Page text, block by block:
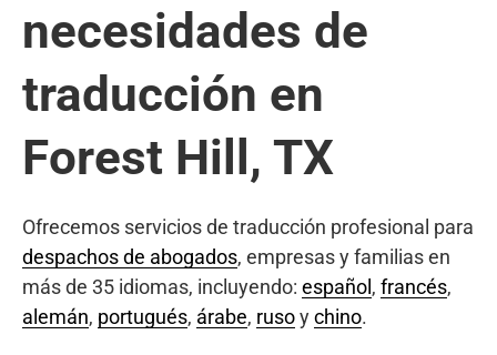
necesidades de
traducción en
Forest Hill, TX
Ofrecemos servicios de traducción profesional para
despachos de abogados, empresas y familias en
más de 35 idiomas, incluyendo: español , francés,
alemán, portugués, árabe, rusoychino.